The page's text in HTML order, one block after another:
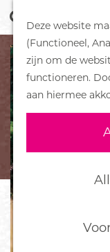
Deze website
(Functioneel,
zijn om de
functioneren.
aan hiermee
G
a
n
a
r
d
e
h
o
o
e
k
e
n
M
e
n
u
DORPEN
De